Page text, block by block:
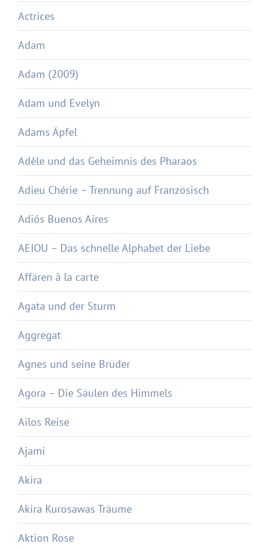
Actrices
Adam
Adam (2009)
Adam und Evelyn
Adams Äpfel
Adèle und das Geheimnis des Pharaos
Adieu Chérie – Trennung auf Französisch
Adiós Buenos Aires
AEIOU – Das schnelle Alphabet der Liebe
Affären à la carte
Agata und der Sturm
Aggregat
Agnes und seine Brüder
Agora – Die Säulen des Himmels
Ailos Reise
Ajami
Akira
Akira Kurosawas Träume
Aktion Rose